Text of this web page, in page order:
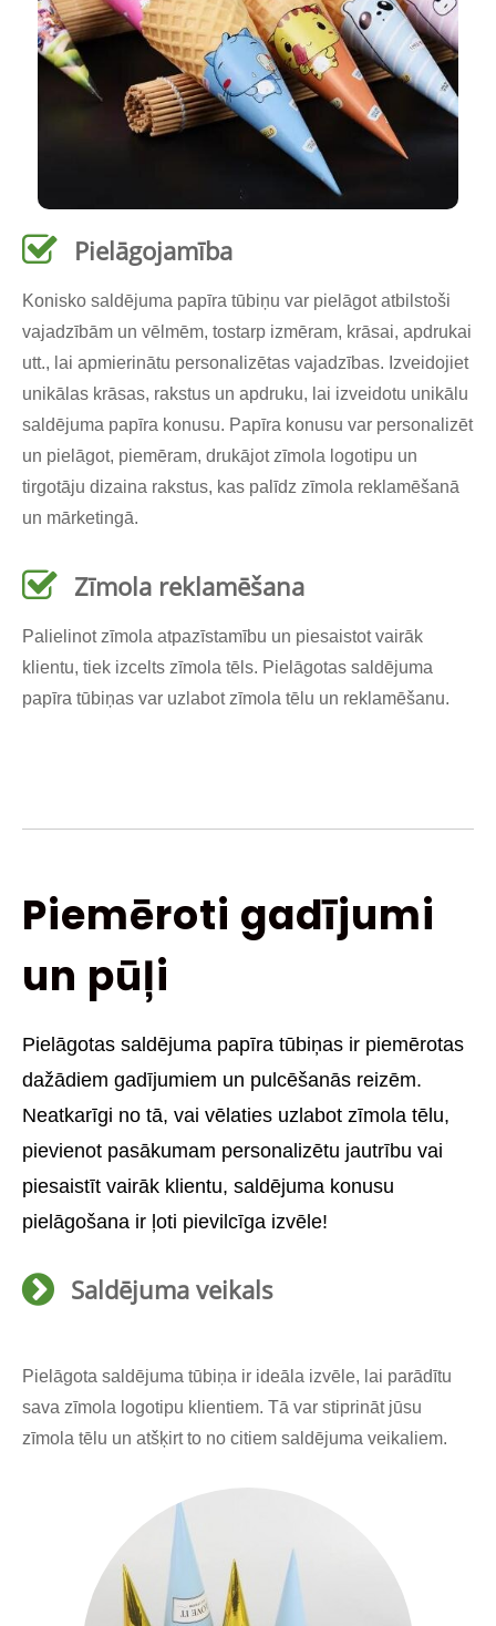
Pielāgojamība
Konisko saldējuma papīra tūbiņu var pielāgot atbilstoši
vajadzībām un vēlmēm, tostarp izmēram, krāsai, apdrukai
utt., lai apmierinātu personalizētas vajadzības. Izveidojiet
unikālas krāsas, rakstus un apdruku, lai izveidotu unikālu
saldējuma papīra konusu. Papīra konusu var personalizēt
un pielāgot, piemēram, drukājot zīmola logotipu un
tirgotāju dizaina rakstus, kas palīdz zīmola reklamēšanā
un mārketingā.
Zīmola reklamēšana
Palielinot zīmola atpazīstamību un piesaistot vairāk
klientu, tiek izcelts zīmola tēls. Pielāgotas saldējuma
papīra tūbiņas var uzlabot zīmola tēlu un reklamēšanu.
Piemēroti gadījumi
un pūļi
Pielāgotas saldējuma papīra tūbiņas ir piemērotas
dažādiem gadījumiem un pulcēšanās reizēm.
Neatkarīgi no tā, vai vēlaties uzlabot zīmola tēlu,
pievienot pasākumam personalizētu jautrību vai
piesaistīt vairāk klientu, saldējuma konusu
pielāgošana ir ļoti pievilcīga izvēle!
Saldējuma veikals
Pielāgota saldējuma tūbiņa ir ideāla izvēle, lai parādītu
sava zīmola logotipu klientiem. Tā var stiprināt jūsu
zīmola tēlu un atšķirt to no citiem saldējuma veikaliem.